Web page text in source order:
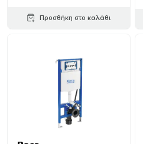
Προσθήκη στο καλάθι